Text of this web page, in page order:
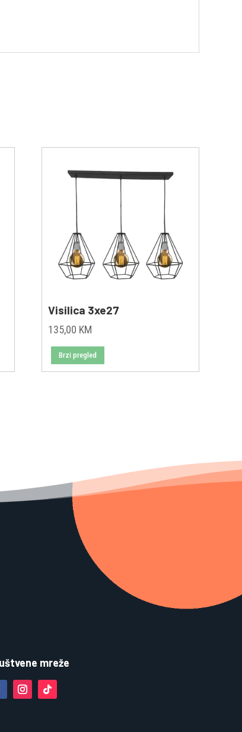
Visilica 3xe27
135,00 KM
Brzi pregled
mreže